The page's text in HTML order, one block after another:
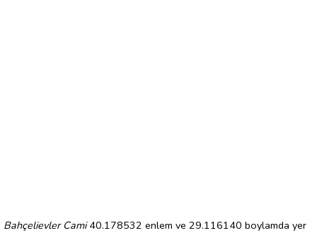
Bahçelievler Cami40.178532 enlem ve 29.116140 boylamda yer